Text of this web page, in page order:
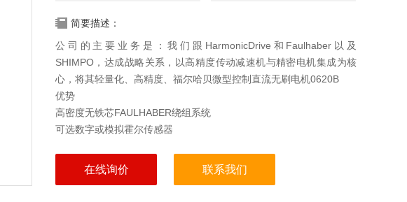
简要描述：
公司的主要业务是：我们跟HarmonicDrive和Faulhaber以及
SHIMPO，达成战略关系，以高精度传动减速机与精密电机集成为核
心，将其轻量化、高精度、福尔哈贝微型控制直流无刷电机0620B
优势
高密度无铁芯FAULHABER绕组系统
可选数字或模拟霍尔传感器
灵敏的定位控制
在线询价 联系我们